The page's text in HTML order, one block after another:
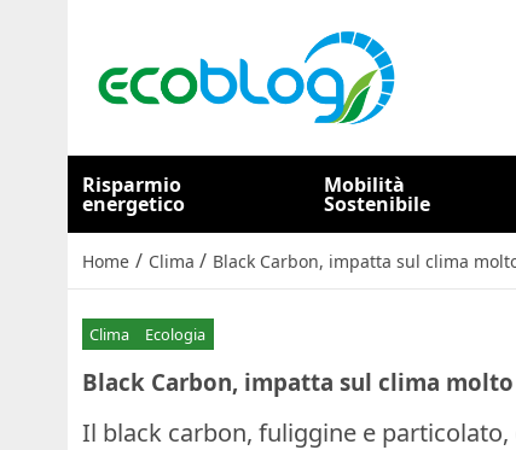
Risparmio
energetico
Mobilità
Sostenibile
Home / Clima / Black Carbon, impatta sul clima
Clima Ecologia
Black Carbon, impatta sul clima
Il black carbon, fuliggine e